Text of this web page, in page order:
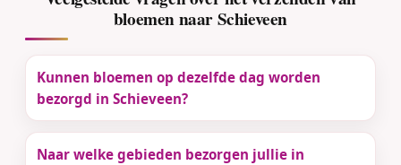
bloemen naar Schieveen
Kunnen bloemen op dezelfde dag worden
bezorgd in Schieveen?
Naar welke gebieden bezorgen jullie in